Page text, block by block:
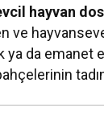
hayvan
ve
ya da